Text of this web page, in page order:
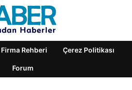
Firma Rehberi Çerez Politikası
Forum